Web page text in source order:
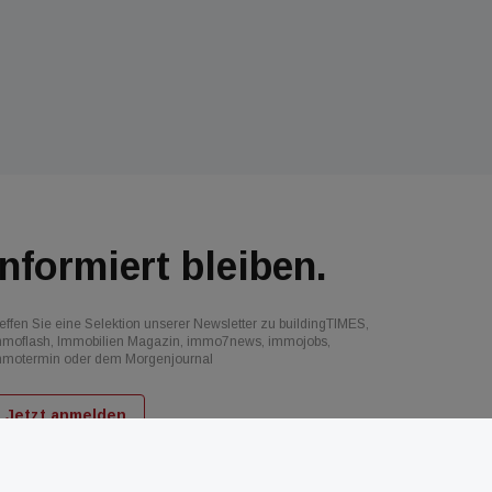
bleiben.
Sie eine Selektion unserer Newsletter zu buildingTIMES,
Immobilien Magazin, immo7news, immojobs,
oder dem Morgenjournal
Jetzt anmelden